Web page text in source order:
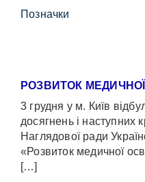
Позначки
РОЗВИТОК
3 грудня у м. Київ
досягнень і наступних
Наглядової ради
«Розвиток медичної
[…]